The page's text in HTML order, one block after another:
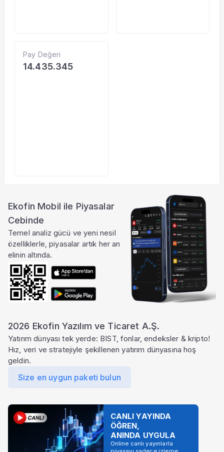
Pay Değeri
14.435.345
Ekofin Mobil ile Piyasalar
Cebinde
Temel analiz gücü ve yeni nesil
özelliklerle, piyasalar artık her an
elinin altında.
2026 Ekofin Yazılım ve Ticaret A.Ş.
Yatırım dünyası tek yerde: BIST, fonlar, endeksler & kripto!
Hız, veri ve stratejiyle şekillenen yatırım dünyasına hoş
geldin.
Size en uygun paketi bulun
CANLI YAYINDA
ÖĞREN,
ANINDA UYGULA
Online canlı yayınlarla